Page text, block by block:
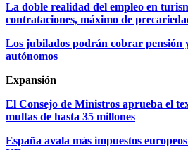
La doble realidad del empleo en
contrataciones, máximo de
Los jubilados podrán cobrar pensión
autónomos
Expansión
El Consejo de Ministros aprueba el
multas de hasta 35 millones
España avala más impuestos